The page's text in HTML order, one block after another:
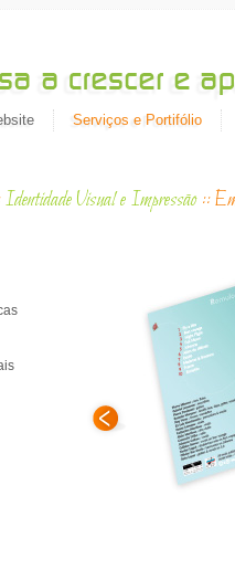
Serviços e Portifólio
Identidade Visual e Impressão ::